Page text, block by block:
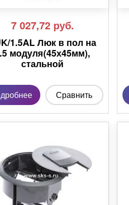
7 027,72 руб.
1.5AL Люк в пол на
модуля(45х45мм),
стальной
Сравнить